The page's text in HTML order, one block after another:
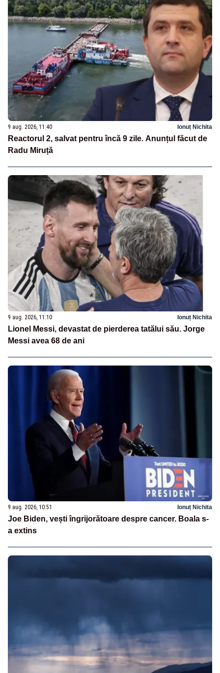
9 aug. 2026, 11:40 Ionuț Nichita
Reactorul 2, salvat pentru încă 9 zile. Anunțul făcut de
Radu Miruță
9 aug. 2026, 11:10 Ionuț Nichita
Lionel Messi, devastat de pierderea tatălui său. Jorge
Messi avea 68 de ani
9 aug. 2026, 10:51 Ionuț Nichita
Joe Biden, vești îngrijorătoare despre cancer. Boala s-
a extins